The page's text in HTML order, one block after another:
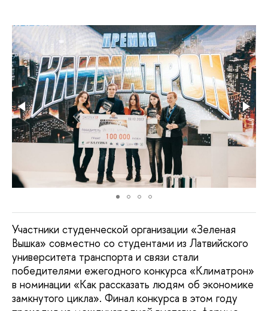
Участники студенческой организации «Зеленая
Вышка» совместно со студентами из Латвийского
университета транспорта и связи стали
победителями ежегодного конкурса «Климатрон»
в номинации «Как рассказать людям об экономике
замкнутого цикла». Финал конкурса в этом году